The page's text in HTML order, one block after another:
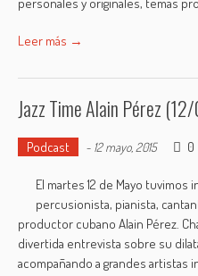
Leer más →
Jazz Time Alain Pérez
Podcast - 12 mayo, 2015 0
El martes 12 de Mayo tuvimos
percusionista, pianista,
productor cubano Alain Pérez.
divertida entrevista sobre su
acompañando a grandes artistas